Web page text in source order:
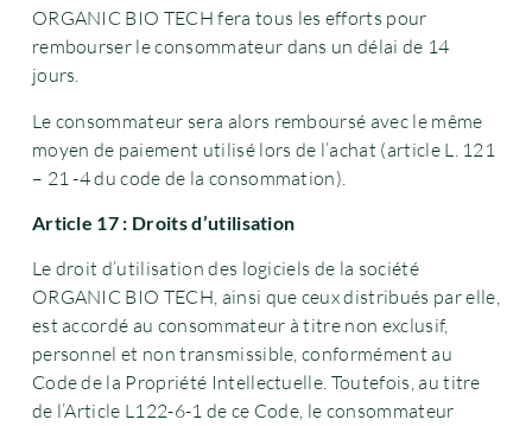
ORGANIC BIO TECH fera tous les efforts pour
rembourser le consommateur dans un délai de 14
jours.
Le consommateur sera alors remboursé avec le même
moyen de paiement utilisé lors de l’achat (article L. 121
– 21 -4 du code de la consommation).
Article 17 : Droits d’utilisation
Le droit d’utilisation des logiciels de la société
ORGANIC BIO TECH, ainsi que ceux distribués par elle,
est accordé au consommateur à titre non exclusif,
personnel et non transmissible, conformément au
Code de la Propriété Intellectuelle. Toutefois, au titre
de l’Article L122-6-1 de ce Code, le consommateur